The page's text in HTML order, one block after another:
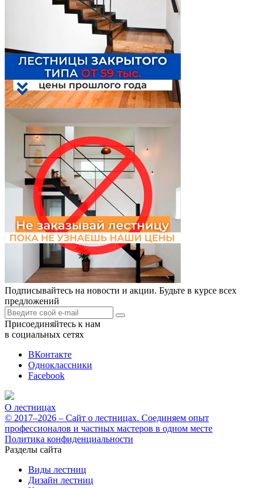
Подписывайтесь на новости и акции. Будьте в курсе всех
предложений
Присоединяйтесь к нам
в социальных сетях
ВКонтакте
Одноклассники
Facebook
О лестницах
© 2017–2026 – Сайт о лестницах. Соединяем опыт
профессионалов и частных мастеров в одном месте
Политика конфиденциальности
Разделы сайта
Виды лестниц
Дизайн лестниц